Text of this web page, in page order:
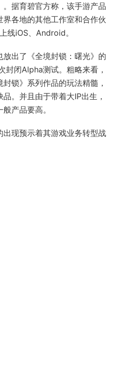
据育碧官方称，该手游产品
各地的其他工作室和合作伙
线iOS、Android。
出了《全境封锁：曙光》的
封闭Alpha测试。粗略来看，
封锁》系列作品的玩法精髓，
。并且由于带着大IP出生，
产品要高。
现预示着其游戏业务转型战